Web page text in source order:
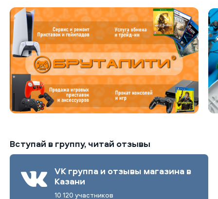
Вступай в группу, читай отзывы
VK группа и отзывы магазина в
Казани
10 120 участников